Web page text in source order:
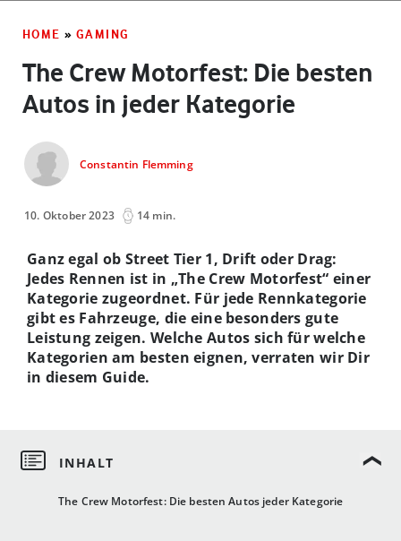
HOME » GAMING
The Crew Motorfest: Die besten
Autos in jeder Kategorie
Constantin Flemming
10. Oktober 2023 14 min.
The Crew Motorfest: Die besten Autos jeder Kategorie
Ganz egal ob Street Tier 1, Drift oder Drag:
Jedes Rennen ist in „The Crew Motorfest“ einer
Kategorie zugeordnet. Für jede Rennkategorie
gibt es Fahrzeuge, die eine besonders gute
Leistung zeigen. Welche Autos sich für welche
Kategorien am besten eignen, verraten wir Dir
in diesem Guide.